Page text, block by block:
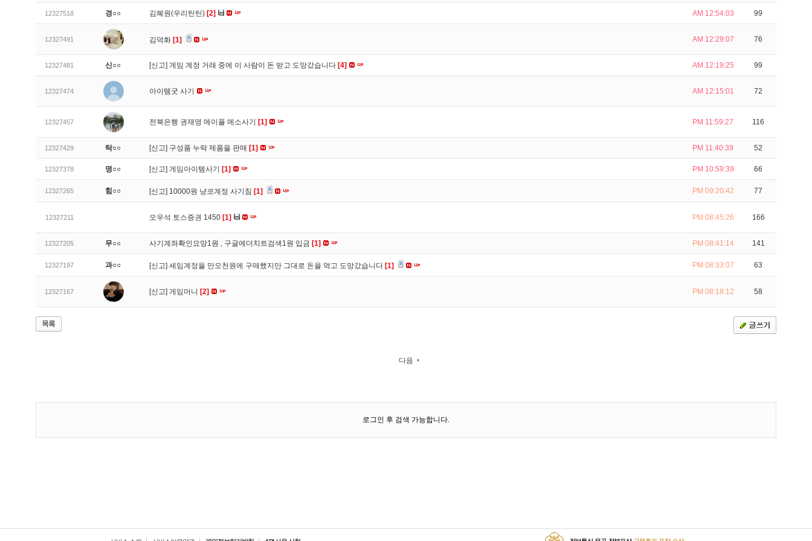
12327518 경○○ 김혜원(우리틴틴) [2] AM 12:54:03 99
12327491 김덕화 [1] AM 12:29:07 76
12327481 신○○ [신고] 게임 계정 거래 중에 이 사람이 돈 받고 도망갔습니다 [4] AM 12:19:25 99
12327474 아이템굿 사기 AM 12:15:01 72
12327457 전북은행 권재영 메이플 메소사기 [1] PM 11:59:27 116
12327429 탁○○ [신고] 구성품 누락 제품을 판매 [1] PM 11:40:39 52
12327378 명○○ [신고] 게임아이템사기 [1] PM 10:59:39 66
12327265 힘○○ [신고] 10000원 냥코계정 사기침 [1] PM 09:20:42 77
12327211 오우석 토스증권 1450 [1] PM 08:45:26 166
12327205 무○○ 사기계좌확인요망1원 , 구글에더치트검색1원 입금 [1] PM 08:41:14 141
12327197 과○○ [신고] 세임계정을 만오천원에 구매했지만 그대로 돈을 먹고 도망갔습니다 [1] PM 08:33:07 63
12327167 [신고] 게임머니 [2] PM 08:18:12 58
다음
로그인 후 검색 가능합니다.